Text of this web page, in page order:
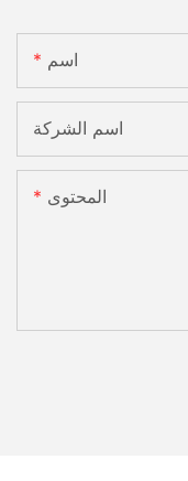
اسم
اسم الشركة
المحتوى